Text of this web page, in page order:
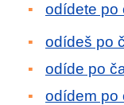
odídete po
odídeš po
odíde po
odídem po